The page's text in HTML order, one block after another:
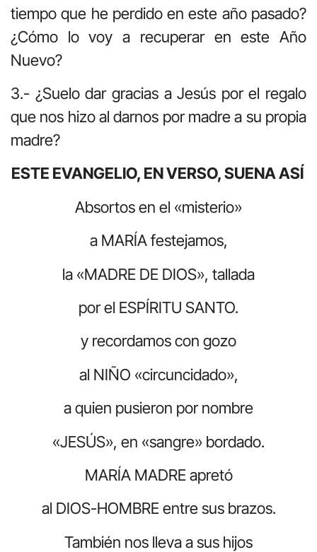
tiempo que he perdido en este año pasado?
¿Cómo lo voy a recuperar en este Año
Nuevo?
3.- ¿Suelo dar gracias a Jesús por el regalo
que nos hizo al darnos por madre a su propia
madre?
ESTE EVANGELIO, EN VERSO, SUENA ASÍ
Absortos en el «misterio»
a MARÍA festejamos,
la «MADRE DE DIOS», tallada
por el ESPÍRITU SANTO.
y recordamos con gozo
al NIÑO «circuncidado»,
a quien pusieron por nombre
«JESÚS», en «sangre» bordado.
MARÍA MADRE apretó
al DIOS-HOMBRE entre sus brazos.
También nos lleva a sus hijos